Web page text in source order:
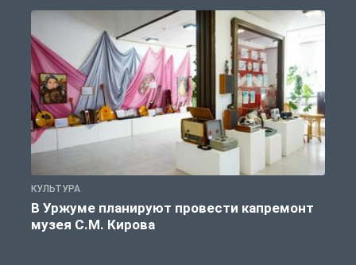
КУЛЬТУРА
В Уржуме планируют провести капремонт
музея С.М. Кирова